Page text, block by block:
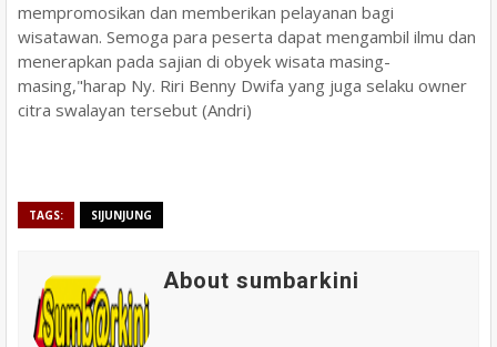
mempromosikan dan memberikan pelayanan bagi
wisatawan. Semoga para peserta dapat mengambil ilmu dan
menerapkan pada sajian di obyek wisata masing-
masing,"harap Ny. Riri Benny Dwifa yang juga selaku owner
citra swalayan tersebut (Andri)
TAGS: SIJUNJUNG
About sumbarkini